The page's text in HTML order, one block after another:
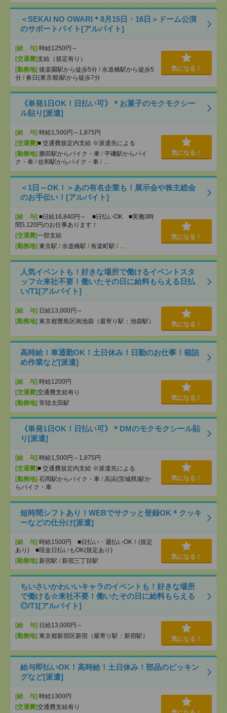
＜SEKAI NO OWARI＊8月15日・16日＞ドーム公演
のサポートバイト[アルバイト]
[給 与] 時給1250円～
[交通費]支給（規定有り）
[勤務地] 後楽園駅から徒歩5分 / 水道橋駅から徒歩5
分 / 春日(東京都)駅から徒歩7分
気になる！
《単発1日OK！日払い可》＊お菓子のモクモクシー
ル貼り[派遣]
[給 与] 時給1,500円～1,875円
[交通費]■ 交通費規定内支給 ※派遣先による
[勤務地] 勝田駅からバイク・車 / 平磯駅からバイ
ク・車 / 佐和駅からバイク・車 / …
気になる！
＜1日～OK！＞あの有名企業も！展示会や株主総会
のお手伝い！[アルバイト]
[給 与] ■日給16,840円～ ■日払いOK ■実働3時
間5,120円のお仕事あります！
[交通費]一部支給
[勤務地] 東京駅 / 水道橋駅 / 有楽町駅 / …
気になる！
人気イベントも！好きな場所で働けるイベントスタ
ッフ☆来社不要！働いたその日に給料もらえる日払
い/T1[アルバイト]
[給 与] 日給13,000円～
[勤務地] 東京都豊島区南池袋（最寄り駅：池袋駅） 気になる！
高時給！車通勤OK！土日休み！日勤のお仕事！箱詰
め作業など[派遣]
[給 与] 時給1200円
[交通費]交通費支給有り
[勤務地] 常陸太田駅
気になる！
《単発1日OK！日払い可》＊DMのモクモクシール貼
り[派遣]
[給 与] 時給1,500円～1,875円
[交通費]■ 交通費規定内支給 ※派遣先による
[勤務地] 石岡駅からバイク・車 / 高浜(茨城県)駅か
らバイク・車
気になる！
短時間シフトあり！WEBでサクッと登録OK＊クッキ
ーなどの仕分け[派遣]
[給 与] 時給1500円 ■日払い・週払いOK！(規定
あり) ■現金日払いもOK(規定あり)
[勤務地] 新宿駅 / 新宿三丁目駅
気になる！
ちいさいかわいいキャラのイベントも！好きな場所
で働ける☆来社不要！働いたその日に給料もらえる
◎/T1[アルバイト]
[給 与] 日給13,000円～
[勤務地] 東京都新宿区新宿（最寄り駅：新宿駅） 気になる！
給与即払いOK！高時給！土日休み！部品のピッキン
グなど[派遣]
[給 与] 時給1300円
[交通費]交通費支給有り